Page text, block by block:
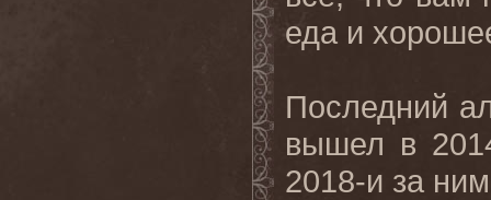
еда и
Последний
вышел в
2018-и за